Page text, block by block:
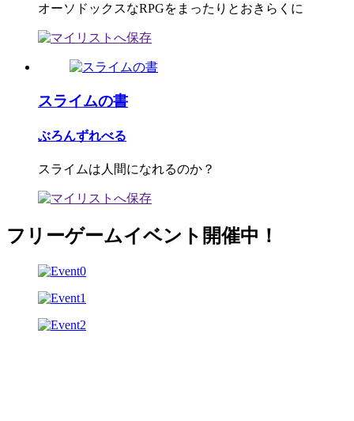
オーソドックスなRPGをまったりとおきらくに
スライムの書
ぶろんずれべる
スライムは人間になれるのか？
フリーゲームイベント開催中！